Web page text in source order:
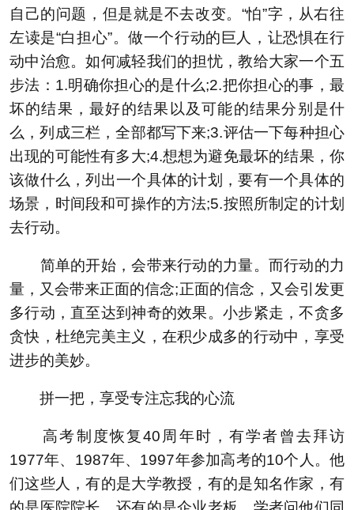
自己的问题，但是就是不去改变。“怕”字，从右往
左读是“白担心”。做一个行动的巨人，让恐惧在行
动中治愈。如何减轻我们的担忧，教给大家一个五
步法：1.明确你担心的是什么;2.把你担心的事，最
坏的结果，最好的结果以及可能的结果分别是什
么，列成三栏，全部都写下来;3.评估一下每种担心
出现的可能性有多大;4.想想为避免最坏的结果，你
该做什么，列出一个具体的计划，要有一个具体的
场景，时间段和可操作的方法;5.按照所制定的计划
去行动。
简单的开始，会带来行动的力量。而行动的力
量，又会带来正面的信念;正面的信念，又会引发更
多行动，直至达到神奇的效果。小步紧走，不贪多
贪快，杜绝完美主义，在积少成多的行动中，享受
进步的美妙。
拼一把，享受专注忘我的心流
高考制度恢复40周年时，有学者曾去拜访
1977年、1987年、1997年参加高考的10个人。他
们这些人，有的是大学教授，有的是知名作家，有